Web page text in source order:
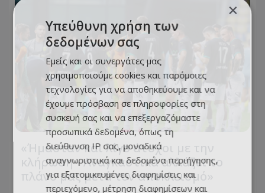
«Ήμασταν και λίγο άτυχοι με την
κλήρωση - Αναγκαστικά αλλάζει το
πλάνο μας μετά τον αποκλεισμό»
×
Υπεύθυνη χρήση των
δεδομένων σας
Εμείς και οι συνεργάτες μας
χρησιμοποιούμε cookies και παρόμοιες
τεχνολογίες για να αποθηκεύουμε και να
έχουμε πρόσβαση σε πληροφορίες στη
συσκευή σας και να επεξεργαζόμαστε
προσωπικά δεδομένα, όπως τη
διεύθυνση IP σας, μοναδικά
αναγνωριστικά και δεδομένα περιήγησης,
για εξατομικευμένες διαφημίσεις και
περιεχόμενο, μέτρηση διαφημίσεων και